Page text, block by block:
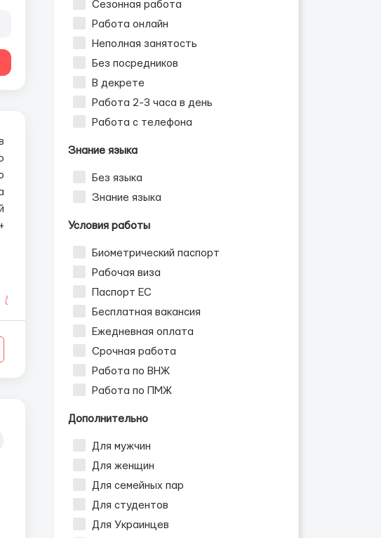
Сезонная работа
Работа онлайн
Неполная занятость
Без посредников
В декрете
Работа 2-3 часа в день
Работа с телефона
Знание языка
Без языка
Знание языка
Условия работы
Биометрический паспорт
Рабочая виза
Паспорт ЕС
Бесплатная вакансия
Ежедневная оплата
Срочная работа
Работа по ВНЖ
Работа по ПМЖ
Дополнительно
Для мужчин
Для женщин
Для семейных пар
Для студентов
Для Украинцев